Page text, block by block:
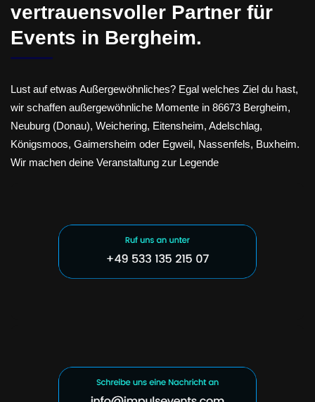
vertrauensvoller Partner für
Events in Bergheim.
Lust auf etwas Außergewöhnliches? Egal welches Ziel du hast,
wir schaffen außergewöhnliche Momente in 86673 Bergheim,
Neuburg (Donau), Weichering, Eitensheim, Adelschlag,
Königsmoos, Gaimersheim oder Egweil, Nassenfels, Buxheim.
Wir machen deine Veranstaltung zur Legende